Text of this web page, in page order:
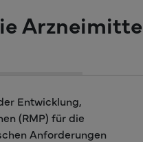
Entwicklung,
(RMP) für die
Anforderungen